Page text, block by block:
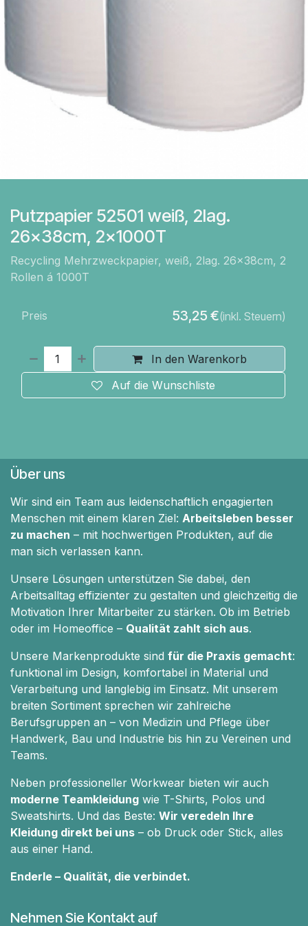
Putzpapier 52501 weiß, 2lag.
26x38cm, 2x1000T
Recycling Mehrzweckpapier, weiß, 2lag. 26x38cm, 2
Rollen á 1000T
In den Warenkorb
Auf die Wunschliste
Preis 53,25 €(inkl. Steuern)
Über uns
Wir sind ein Team aus leidenschaftlich engagierten
Menschen mit einem klaren Ziel: Arbeitsleben besser
zu machen – mit hochwertigen Produkten, auf die
man sich verlassen kann.
Unsere Lösungen unterstützen Sie dabei, den
Arbeitsalltag effizienter zu gestalten und gleichzeitig die
Motivation Ihrer Mitarbeiter zu stärken. Ob im Betrieb
oder im Homeoffice – Qualität zahlt sich aus.
Unsere Markenprodukte sind für die Praxis gemacht:
funktional im Design, komfortabel in Material und
Verarbeitung und langlebig im Einsatz. Mit unserem
breiten Sortiment sprechen wir zahlreiche
Berufsgruppen an – von Medizin und Pflege über
Handwerk, Bau und Industrie bis hin zu Vereinen und
Teams.
Neben professioneller Workwear bieten wir auch
moderne Teamkleidung wie T-Shirts, Polos und
Sweatshirts. Und das Beste: Wir veredeln Ihre
Kleidung direkt bei uns – ob Druck oder Stick, alles
aus einer Hand.
Enderle – Qualität, die verbindet.
Nehmen Sie Kontakt auf